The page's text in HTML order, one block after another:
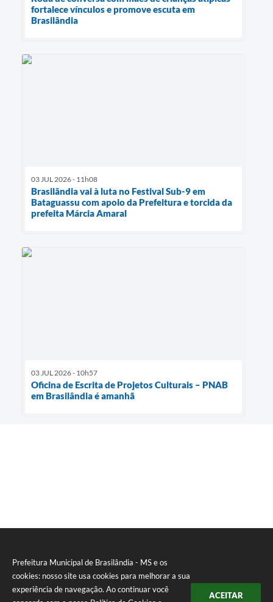
Prefeitura Municipal de Brasilândia - MS e os
cookies: nosso site usa cookies para melhorar a sua
experiência de navegação. Ao continuar você
ACEITAR
fortalece vínculos e promove escuta em
Brasilândia
03 JUL 2026 - 11h08
Brasilândia vai à luta no Festival Sub-9 em
Bataguassu com apoio da Prefeitura e torcida da
prefeita Márcia Amaral
03 JUL 2026 - 10h57
Oficina de Escrita de Projetos Culturais – PNAB
em Brasilândia é amanhã